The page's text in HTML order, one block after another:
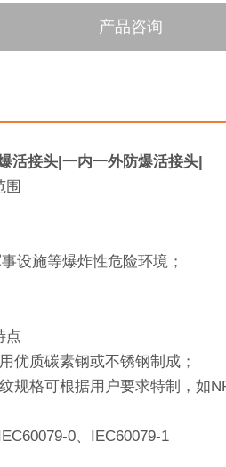
产品咨询
活接头|一内一外防爆活接头|
围
设施等爆炸性危险环境；
点
优质碳素钢或不锈钢制成；
规格可根据用户要求特制，如
0、IEC60079-1